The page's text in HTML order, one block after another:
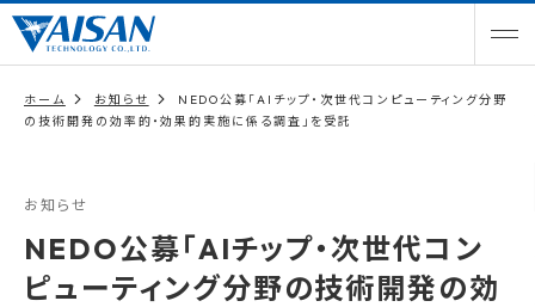
ホーム お知らせ
NEDO公募「AIチップ・次世代コンピューティング分野
の技術開発の効率的・効果的実施に係る調査」を受託
お知らせ
NEDO公募「AIチップ・次世代コン
ピューティング分野の技術開発の効